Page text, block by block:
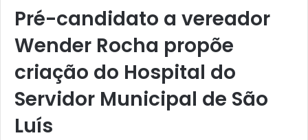
Pré-candidato a vereador
Wender Rocha propõe
criação do Hospital do
Servidor Municipal de São
Luís